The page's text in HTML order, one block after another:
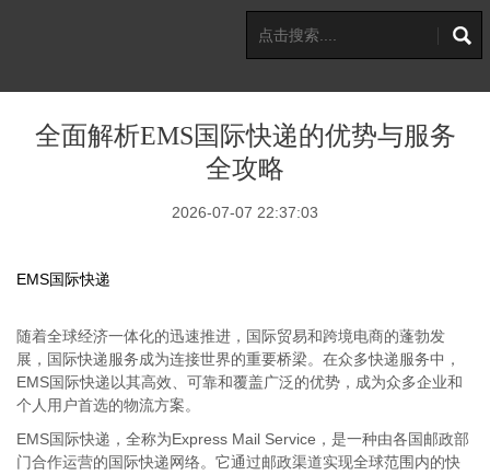
全面解析EMS国际快递的优势与服务
全攻略
2026-07-07 22:37:03
EMS国际快递
随着全球经济一体化的迅速推进，国际贸易和跨境电商的蓬勃发
展，国际快递服务成为连接世界的重要桥梁。在众多快递服务中，
EMS国际快递以其高效、可靠和覆盖广泛的优势，成为众多企业和
个人用户首选的物流方案。
EMS国际快递，全称为Express Mail Service，是一种由各国邮政部
门合作运营的国际快递网络。它通过邮政渠道实现全球范围内的快